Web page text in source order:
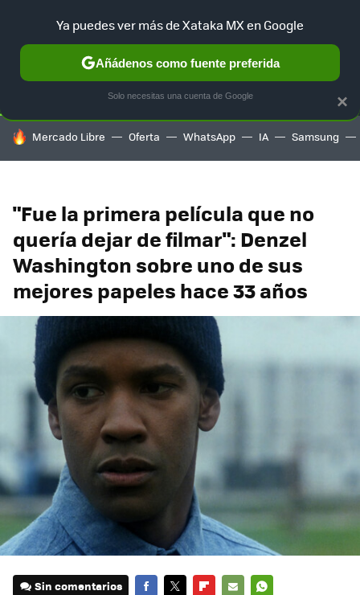
SELECCIÓN GAMING HOME AUTO TERRITORIO
HOY SE HABLA DE
Mercado Libre Oferta WhatsApp IA Samsung
"Fue la primera película que no
quería dejar de filmar": Denzel
Washington sobre uno de sus
mejores papeles hace 33 años
Sin comentarios
×
Ya puedes ver más de Xataka MX en Google
Añádenos como fuente preferida
Solo necesitas una cuenta de Google